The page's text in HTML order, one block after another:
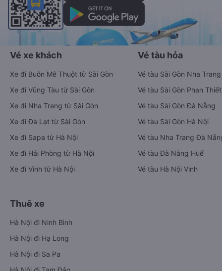
Vé xe khách
Xe đi Buôn Mê Thuột từ Sài Gòn
Xe đi Vũng Tàu từ Sài Gòn
Xe đi Nha Trang từ Sài Gòn
Xe đi Đà Lạt từ Sài Gòn
Xe đi Sapa từ Hà Nội
Xe đi Hải Phòng từ Hà Nội
Xe đi Vinh từ Hà Nội
Vé tàu hỏa
Vé tàu Sài Gòn Nha Trang
Vé tàu Sài Gòn Phan Thiết
Vé tàu Sài Gòn Đà Nẵng
Vé tàu Sài Gòn Hà Nội
Vé tàu Nha Trang Đà
Vé tàu Đà Nẵng Huế
Vé tàu Hà Nội Vinh
Thuê xe
Hà Nội đi Ninh Bình
Hà Nội đi Hạ Long
Hà Nội đi Sa Pa